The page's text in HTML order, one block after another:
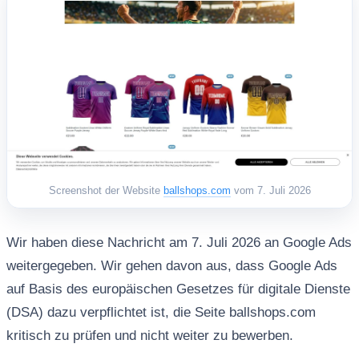
Screenshot der Website ballshops.com vom 7. Juli 2026
Wir haben diese Nachricht am 7. Juli 2026 an Google Ads
weitergegeben. Wir gehen davon aus, dass Google Ads
auf Basis des europäischen Gesetzes für digitale Dienste
(DSA) dazu verpflichtet ist, die Seite ballshops.com
kritisch zu prüfen und nicht weiter zu bewerben.